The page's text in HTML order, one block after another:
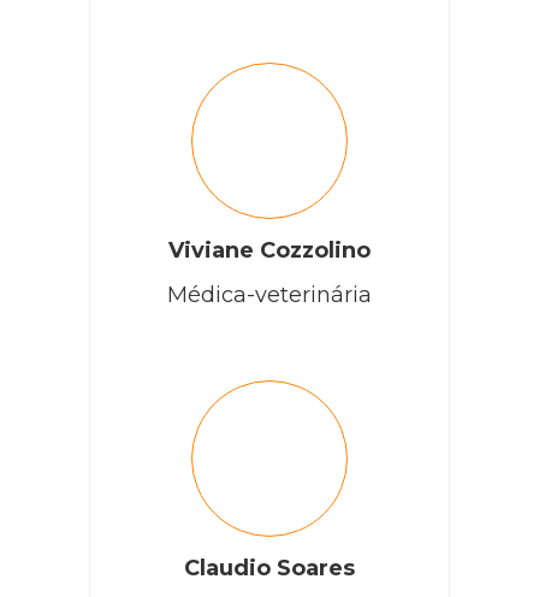
Viviane Cozzolino
Médica-veterinária
Claudio Soares